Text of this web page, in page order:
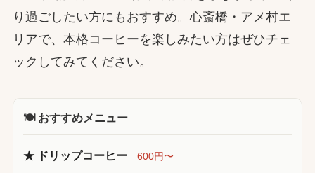
り過ごしたい方にもおすすめ。心斎橋・アメ村エ
リアで、本格コーヒーを楽しみたい方はぜひチェ
ックしてみてください。
🍽 おすすめメニュー
★ ドリップコーヒー 600円〜